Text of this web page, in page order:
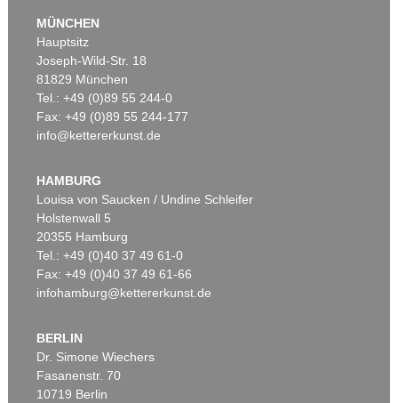
MÜNCHEN
Hauptsitz
Joseph-Wild-Str. 18
81829 München
Tel.: +49 (0)89 55 244-0
Fax: +49 (0)89 55 244-177
info@kettererkunst.de
HAMBURG
Louisa von Saucken / Undine Schleifer
Holstenwall 5
20355 Hamburg
Tel.: +49 (0)40 37 49 61-0
Fax: +49 (0)40 37 49 61-66
infohamburg@kettererkunst.de
BERLIN
Dr. Simone Wiechers
Fasanenstr. 70
10719 Berlin